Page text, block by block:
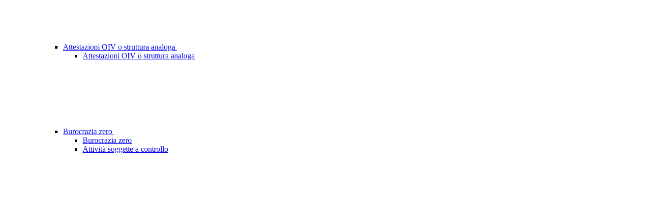
Attestazioni OIV o struttura analoga
Attestazioni OIV o struttura analoga
Burocrazia zero
Burocrazia zero
Attività soggette a controllo